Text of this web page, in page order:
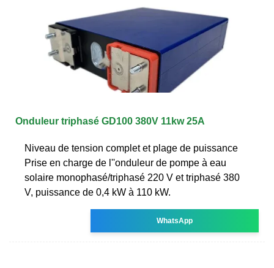
Onduleur triphasé GD100 380V 11kw 25A
Niveau de tension complet et plage de puissance
Prise en charge de l''onduleur de pompe à eau
solaire monophasé/triphasé 220 V et triphasé 380
V, puissance de 0,4 kW à 110 kW.
WhatsApp